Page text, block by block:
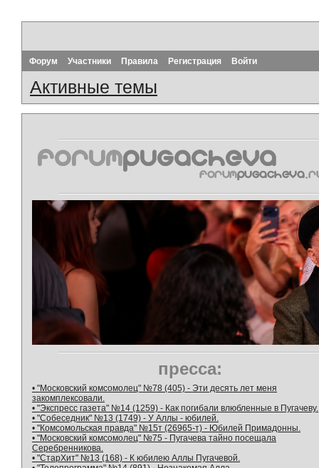
Форум Участники Правила Регистрация Войти
Активные темы
пресса:
• "Московский комсомолец" №78 (405) - Эти десять лет меня
закомплексовали.
• "Экспресс газета" №14 (1259) - Как погибали влюбленные в Пугачеву.
• "Собеседник" №13 (1749) - У Аллы - юбилей.
• "Комсомольская правда" №15т (26965-т) - Юбилей Примадонны.
• "Московский комсомолец" №75 - Пугачева тайно посещала
Серебренникова.
• "СтарХит" №13 (168) - К юбилею Аллы Пугачевой.